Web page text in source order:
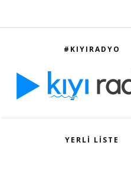
#KIYIRADYO
YERLI LISTE